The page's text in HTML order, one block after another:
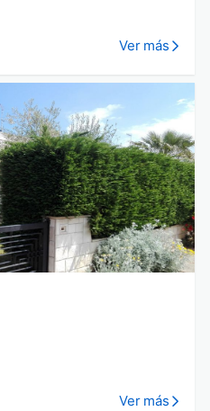
Ver más
Ver más